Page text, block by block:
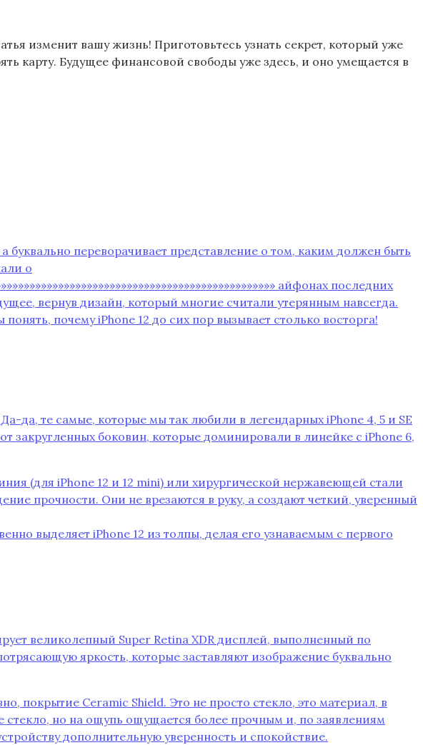
изменит вашу жизнь! Приготовьтесь узнать секрет, который уже
карту. Будущее финансовой свободы уже здесь, и оно умещается в
буквально переворачивает представление о том‚ каким должен быть
о
айфонах последних
вернув дизайн‚ который многие считали утерянным навсегда.
почему iPhone 12 до сих пор вызывает столько восторга!
да‚ те самые‚ которые мы так любили в легендарных iPhone 4‚ 5 и SE
закругленных боковин‚ которые доминировали в линейке с iPhone 6‚
(для iPhone 12 и 12 mini) или хирургической нержавеющей стали
прочности. Они не врезаются в руку‚ а создают четкий‚ уверенный
выделяет iPhone 12 из толпы‚ делая его узнаваемым с первого
великолепный Super Retina XDR дисплей‚ выполненный по
яркость‚ которые заставляют изображение буквально
покрытие Ceramic Shield. Это не просто стекло‚ это материал‚ в
но на ощупь ощущается более прочным и‚ по заявлениям
дополнительную уверенность и спокойствие.